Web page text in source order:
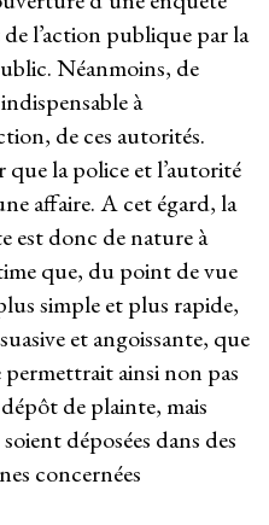
l’action publique par la
Néanmoins, de
à
de ces autorités.
que la police et l’autorité
affaire. A cet égard, la
est donc de nature à
que, du point de vue
simple et plus rapide,
et angoissante, que
ainsi non pas
de plainte, mais
déposées dans des
concernées